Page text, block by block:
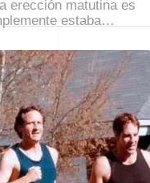
erección matutina es
estaba…